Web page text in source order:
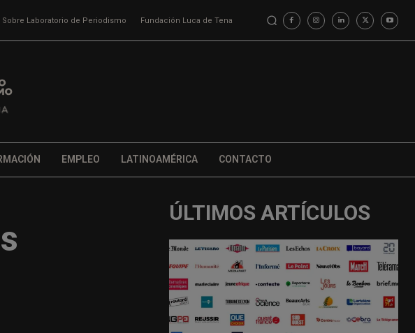
Sobre Laboratorio de Periodismo Fundación Luca de Tena
EMPLEO LATINOAMÉRICA CONTACTO
ÚLTIMOS ARTÍCULOS